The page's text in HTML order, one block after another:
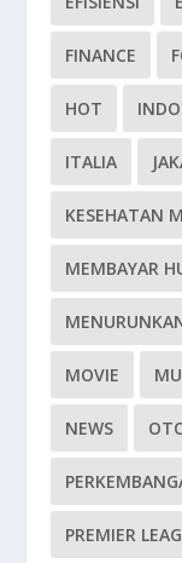
FINANCE
HOT
ITALIA
KESEHATAN
MEMBAYAR
MOVIE
NEWS
PREMIER